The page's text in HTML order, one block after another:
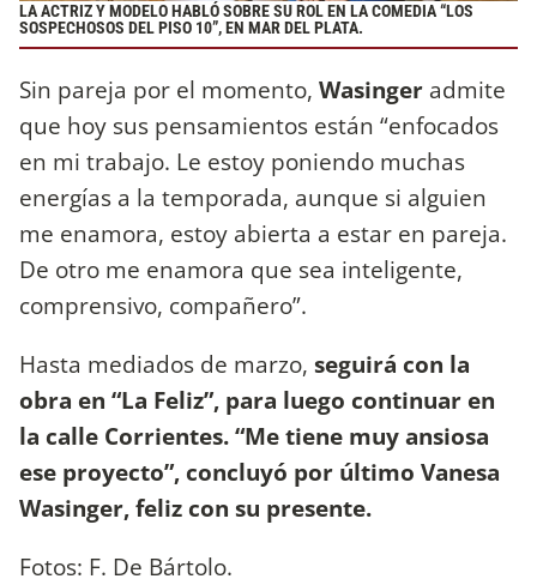
LA ACTRIZ Y MODELO HABLÓ SOBRE SU ROL EN LA COMEDIA “LOS
SOSPECHOSOS DEL PISO 10”, EN MAR DEL PLATA.
Sin pareja por el momento, Wasinger admite
que hoy sus pensamientos están “enfocados
en mi trabajo. Le estoy poniendo muchas
energías a la temporada, aunque si alguien
me enamora, estoy abierta a estar en pareja.
De otro me enamora que sea inteligente,
comprensivo, compañero”.
Hasta mediados de marzo, seguirá con la
obra en “La Feliz”, para luego continuar en
la calle Corrientes. “Me tiene muy ansiosa
ese proyecto”, concluyó por último Vanesa
Wasinger, feliz con su presente.
Fotos: F. De Bártolo.